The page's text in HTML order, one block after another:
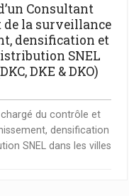
Consultant
de la surveillance
densification et
SNEL
DKE & DKO)
du contrôle et
densification
SNEL dans les villes